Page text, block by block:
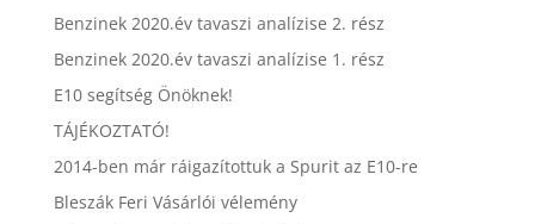
Benzinek 2020.év tavaszi analízise 2. rész
Benzinek 2020.év tavaszi analízise 1. rész
E10 segítség Önöknek!
TÁJÉKOZTATÓ!
2014-ben már ráigazítottuk a Spurit az E10-re
Bleszák Feri Vásárlói vélemény